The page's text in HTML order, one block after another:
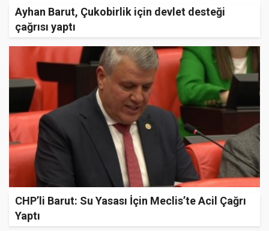
Ayhan Barut, Çukobirlik için devlet desteği
çağrısı yaptı
CHP’li Barut: Su Yasası İçin Meclis’te Acil Çağrı
Yaptı